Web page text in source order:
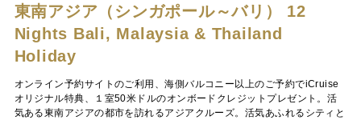
東南アジア（シンガポール～バリ） 12
Nights Bali, Malaysia & Thailand
Holiday
オンライン予約サイトのご利用、海側バルコニー以上のご予約でiCruise
オリジナル特典、１室50米ドルのオンボードクレジットプレゼント。活
気ある東南アジアの都市を訪れるアジアクルーズ。活気あふれるシティと